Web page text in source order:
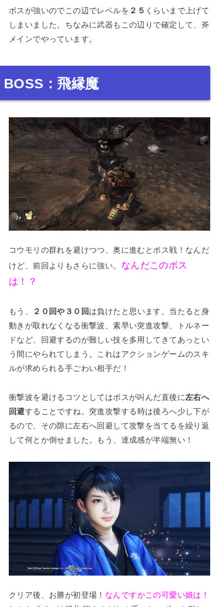
ボスが強いのでこの辺でレベルを ２５ くらいまで上げて
しまいました。ちなみに武器もこの辺りで確定して、斧
メインでやっています。
BOSS：飛縁魔
コウモリの群れを避けつつ、奥に進むとボス戦！なんだ
けど、前回よりもさらに強い。 なんだこのボス
は！？
もう、 ２０回や３０回 は負けたと思います。当たると身
動きが取れなくなる衝撃波、素早い突進攻撃、トルネー
ドなど、回避するのが難しい技を多用してきてあっとい
う間にやられてしまう。これはアクションゲームのスキ
ルが求められる手ごわい相手だ！
衝撃波を避けるコツとしてはボスが叫んだ直後に左右へ
回避することですね。突進攻撃する時は後ろへ少し下が
るので、その隙に左右へ回避して攻撃を当てるを繰り返
して何とか倒せました。もう、達成感が半端無い！
クリア後、お勝が初登場！ なんですかこの可愛い娘は！